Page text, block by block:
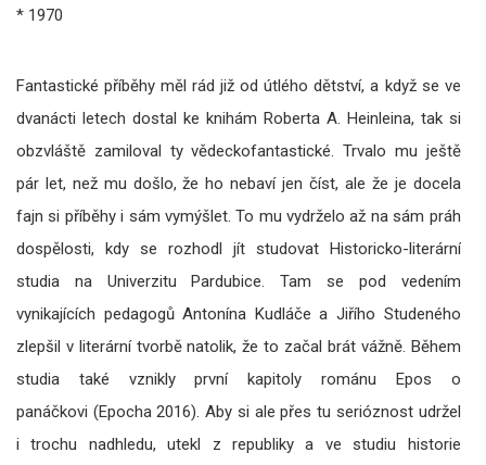
* 1970
Fantastické příběhy měl rád již od útlého dětství, a když se ve
dvanácti letech dostal ke knihám Roberta A. Heinleina, tak si
obzvláště zamiloval ty vědeckofantastické. Trvalo mu ještě
pár let, než mu došlo, že ho nebaví jen číst, ale že je docela
fajn si příběhy i sám vymýšlet. To mu vydrželo až na sám práh
dospělosti, kdy se rozhodl jít studovat Historicko-literární
studia na Univerzitu Pardubice. Tam se pod vedením
vynikajících pedagogů Antonína Kudláče a Jiřího Studeného
zlepšil v literární tvorbě natolik, že to začal brát vážně. Během
studia také vznikly první kapitoly románu Epos o
panáčkovi (Epocha 2016). Aby si ale přes tu serióznost udržel
i trochu nadhledu, utekl z republiky a ve studiu historie